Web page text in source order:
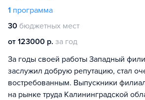
1 программа
30 бюджетных мест
от 123000 р. за год
За годы своей работы Западный
заслужил добрую репутацию, стал
востребованным. Выпускники
на рынке труда Калининградской